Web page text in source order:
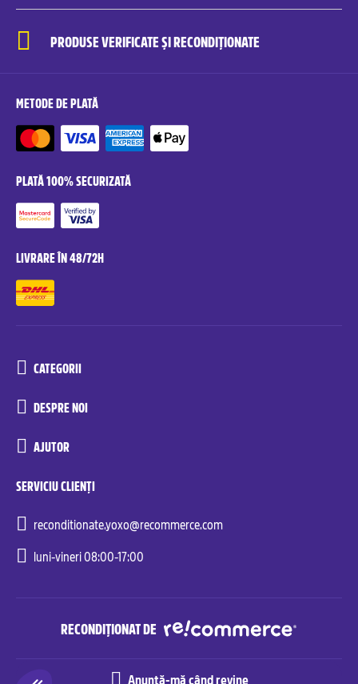
Anunță-mă când revine
PRODUSE VERIFICATE ȘI RECONDIȚIONATE
METODE DE PLATĂ
PLATĂ 100% SECURIZATĂ
LIVRARE ÎN 48/72H
CATEGORII
DESPRE NOI
AJUTOR
SERVICIU CLIENȚI
reconditionate.yoxo@recommerce.com
luni-vineri 08:00-17:00
RECONDIȚIONAT DE